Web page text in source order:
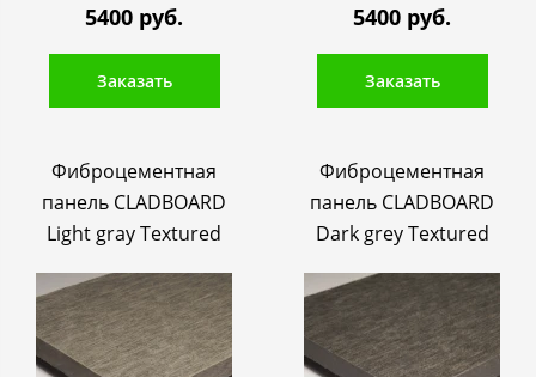
5400 руб.
Заказать
5400 руб.
Заказать
Фиброцементная
панель CLADBOARD
Light gray Textured
Фиброцементная
панель CLADBOARD
Dark grey Textured